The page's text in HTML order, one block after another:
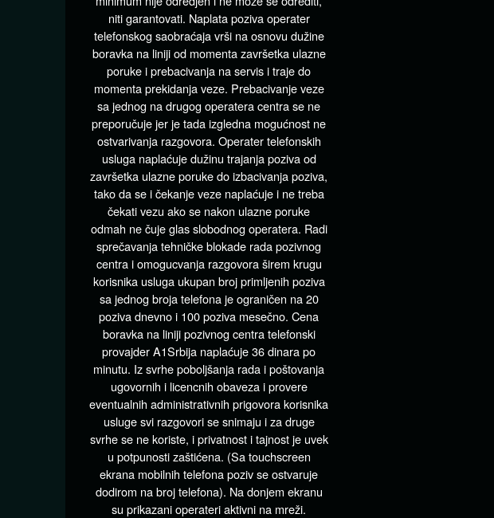
niti garantovati. Naplata poziva operater
telefonskog saobraćaja vrši na osnovu dužine
boravka na liniji od momenta završetka ulazne
poruke i prebacivanja na servis i traje do
momenta prekidanja veze. Prebacivanje veze
sa jednog na drugog operatera centra se ne
preporučuje jer je tada izgledna mogućnost ne
ostvarivanja razgovora. Operater telefonskih
usluga naplaćuje dužinu trajanja poziva od
završetka ulazne poruke do izbacivanja poziva,
tako da se i čekanje veze naplaćuje i ne treba
čekati vezu ako se nakon ulazne poruke
odmah ne čuje glas slobodnog operatera. Radi
sprečavanja tehničke blokade rada pozivnog
centra i omogucvanja razgovora širem krugu
korisnika usluga ukupan broj primljenih poziva
sa jednog broja telefona je ograničen na 20
poziva dnevno i 100 poziva mesečno. Cena
boravka na liniji pozivnog centra telefonski
provajder A1Srbija naplaćuje 36 dinara po
minutu. Iz svrhe poboljšanja rada i poštovanja
ugovornih i licencnih obaveza i provere
eventualnih administrativnih prigovora korisnika
usluge svi razgovori se snimaju i za druge
svrhe se ne koriste, i privatnost i tajnost je uvek
u potpunosti zaštićena. (Sa touchscreen
ekrana mobilnih telefona poziv se ostvaruje
dodirom na broj telefona). Na donjem ekranu
su prikazani operateri aktivni na mreži.